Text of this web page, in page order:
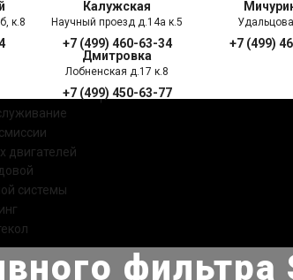
к.8
Калужская
Научный проезд д.14а к.5
+7 (499) 460-63-34
+7 (499)
Дмитровка
Лобненская д.17 к.8
+7 (499) 450-63-77ПРАЙС ЛИСТ
двигателей
системы